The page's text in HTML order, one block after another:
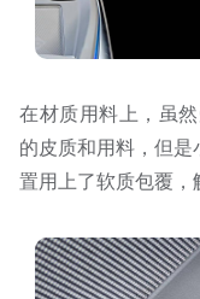
在材质用料上，虽
的皮质和用料，但
置用上了软质包覆，